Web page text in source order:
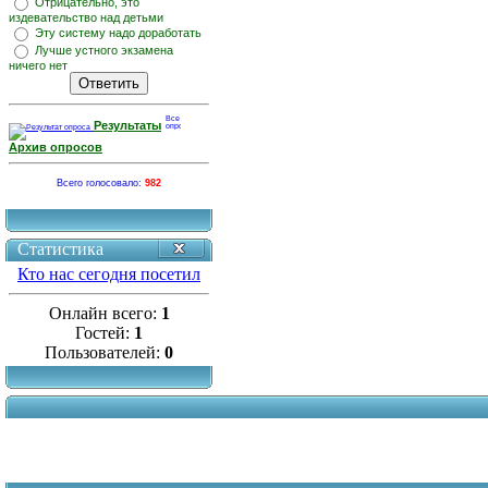
издевательство над детьми
Эту систему надо доработать
Лучше устного экзамена
ничего нет
Результаты
Архив опросов
Всего голосовало: 982
Статистика
Кто нас сегодня посетил
Онлайн всего: 1
Гостей: 1
Пользователей: 0